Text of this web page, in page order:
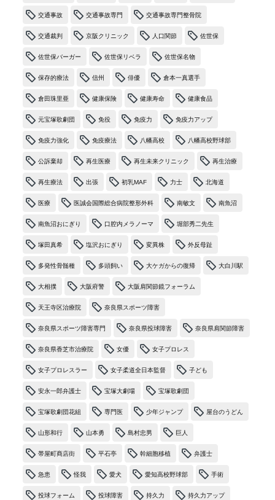
交通事故 交通事故専門 交通事故専門整骨院
交通裁判 京阪クリニック 人口関節 佐世保
佐世保バーガー 佐世保リベラ 佐世保名物
保存的療法 信州 俳優 倉本一真選手
倉田珠里亜 健康保険 健康寿命 健康食品
元宝塚歌劇団 免役 免疫力 免疫力アップ
免疫力強化 免疫療法 八幡高校 八幡高校野球部
公訴棄却 再生医療 再生未来クリニック 再生治療
再生療法 出張 初乳MAF 力士 北海道
医療 医誠会国際総合病院整形外科 南敏文 南魚沼
南魚沼おにぎり 口腔内メラノーマ 堀部秀二先生
塚田真希 塩沢おにぎり 変異株 外反母趾
多発性骨髄種 多頭飼い 大ケガからの復帰 大白川駅
大相撲 大阪府警 大阪肩関節鏡フォーラム
天王寺区治療院 奈良県スポーツ障害
奈良県スポーツ障害専門 奈良県投球障害 奈良県肩関節障害
奈良県香芝市治療院 女優 女子プロレス
女子プロレスラー 女子柔道全日本監督 子ども
安永一郎弁護士 宝塚大劇場 宝塚歌劇団
宝塚歌劇団花組 専門医 少年ジャンプ 屋台のうどん
山形和行 山本勇 島村忠男 巨人
帯屋町商店街 平石亭 幹細胞移植 弁護士
急患 怪我 愛犬 愛知高校野球部 手術
投球フォーム 投球障害 持久力 持久力アップ